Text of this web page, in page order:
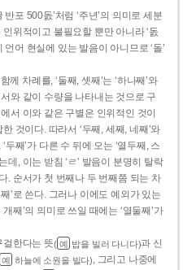
반포 500돐’처럼 ‘주년’의 의미로 세분
위적이고 불필요할 뿐만 아니라 ‘돐
언어 현실에 있는 발음이 아니므로 ‘돌’
께 차례를, ‘둘째, 셋째’는 ‘하나째’와
와 같이 수량을 나타내는 것으로 구
서 이와 같은 구별은 인위적인 것이
것이다. 따라서 ‘두째, 세째, 네째’와
째’가 다른 수 뒤에 오는 ‘열두째, 스
데, 이는 받침 ‘ㄹ’ 발음이 분명히 탈락
. 순서가 첫 번째나 두 번째쯤 되는 차
’로 쓴다. 그러나 이에도 예외가 있는
째’의 의미로 쓰일 때에는 ‘열둘째’가
걸한다는 뜻( 예 밥을 빌러 다니다)과 신
예 하늘에 소원을 빌다), 그리고 나중에